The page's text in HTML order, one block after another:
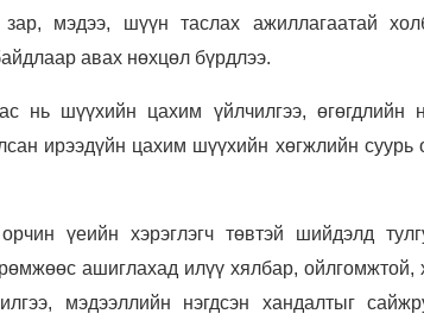
мэдээ, шүүн таслах ажиллагаатай
авах нөхцөл бүрдлээ.
нь шүүхийн цахим үйлчилгээ, өгөгдлийн
ирээдүйн цахим шүүхийн хөгжлийн суурь
үеийн хэрэглэгч төвтэй шийдэлд
ашиглахад илүү хялбар, ойлгомжтой,
мэдээллийн нэгдсэн хандалтыг